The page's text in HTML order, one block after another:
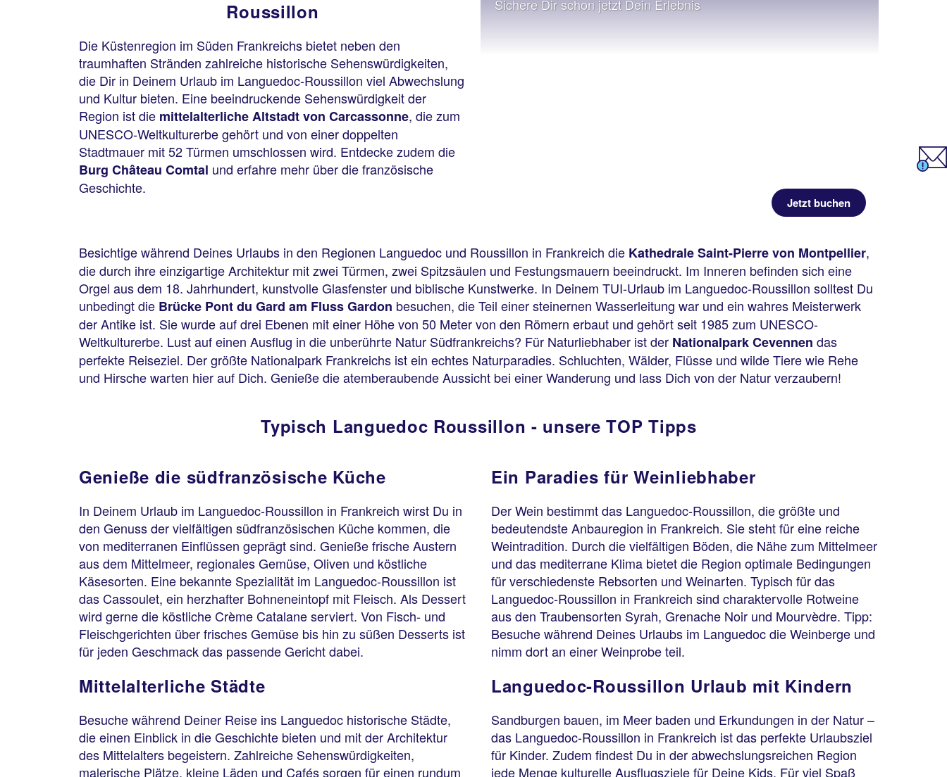
Roussillon
Die Küstenregion im Süden Frankreichs bietet neben den
traumhaften Stränden zahlreiche historische Sehenswürdigkeiten,
die Dir in Deinem Urlaub im Languedoc-Roussillon viel Abwechslung
und Kultur bieten. Eine beeindruckende Sehenswürdigkeit der
Region ist die mittelalterliche Altstadt von Carcassonne, die zum
UNESCO-Weltkulturerbe gehört und von einer doppelten
Stadtmauer mit 52 Türmen umschlossen wird. Entdecke zudem die
Burg Château Comtal und erfahre mehr über die französische
Geschichte.
Sichere Dir schon jetzt Dein Erlebnis
Jetzt buchen
Besichtige während Deines Urlaubs in den Regionen Languedoc und Roussillon in Frankreich die Kathedrale Saint-Pierre von Montpellier,
die durch ihre einzigartige Architektur mit zwei Türmen, zwei Spitzsäulen und Festungsmauern beeindruckt. Im Inneren befinden sich eine
Orgel aus dem 18. Jahrhundert, kunstvolle Glasfenster und biblische Kunstwerke. In Deinem TUI-Urlaub im Languedoc-Roussillon solltest Du
unbedingt die Brücke Pont du Gard am Fluss Gardon besuchen, die Teil einer steinernen Wasserleitung war und ein wahres Meisterwerk
der Antike ist. Sie wurde auf drei Ebenen mit einer Höhe von 50 Meter von den Römern erbaut und gehört seit 1985 zum UNESCO-
Weltkulturerbe. Lust auf einen Ausflug in die unberührte Natur Südfrankreichs? Für Naturliebhaber ist der Nationalpark Cevennen das
perfekte Reiseziel. Der größte Nationalpark Frankreichs ist ein echtes Naturparadies. Schluchten, Wälder, Flüsse und wilde Tiere wie Rehe
und Hirsche warten hier auf Dich. Genieße die atemberaubende Aussicht bei einer Wanderung und lass Dich von der Natur verzaubern!
Typisch Languedoc Roussillon - unsere TOP Tipps
Genieße die südfranzösische Küche
In Deinem Urlaub im Languedoc-Roussillon in Frankreich wirst Du in
den Genuss der vielfältigen südfranzösischen Küche kommen, die
von mediterranen Einflüssen geprägt sind. Genieße frische Austern
aus dem Mittelmeer, regionales Gemüse, Oliven und köstliche
Käsesorten. Eine bekannte Spezialität im Languedoc-Roussillon ist
das Cassoulet, ein herzhafter Bohneneintopf mit Fleisch. Als Dessert
wird gerne die köstliche Crème Catalane serviert. Von Fisch- und
Fleischgerichten über frisches Gemüse bis hin zu süßen Desserts ist
für jeden Geschmack das passende Gericht dabei.
Mittelalterliche Städte
Besuche während Deiner Reise ins Languedoc historische Städte,
die einen Einblick in die Geschichte bieten und mit der Architektur
des Mittelalters begeistern. Zahlreiche Sehenswürdigkeiten,
malerische Plätze, kleine Läden und Cafés sorgen für einen rundum
Ein Paradies für Weinliebhaber
Der Wein bestimmt das Languedoc-Roussillon, die größte und
bedeutendste Anbauregion in Frankreich. Sie steht für eine reiche
Weintradition. Durch die vielfältigen Böden, die Nähe zum Mittelmeer
und das mediterrane Klima bietet die Region optimale Bedingungen
für verschiedenste Rebsorten und Weinarten. Typisch für das
Languedoc-Roussillon in Frankreich sind charaktervolle Rotweine
aus den Traubensorten Syrah, Grenache Noir und Mourvèdre. Tipp:
Besuche während Deines Urlaubs im Languedoc die Weinberge und
nimm dort an einer Weinprobe teil.
Languedoc-Roussillon Urlaub mit Kindern
Sandburgen bauen, im Meer baden und Erkundungen in der Natur –
das Languedoc-Roussillon in Frankreich ist das perfekte Urlaubsziel
für Kinder. Zudem findest Du in der abwechslungsreichen Region
jede Menge kulturelle Ausflugsziele für Deine Kids. Für viel Spaß